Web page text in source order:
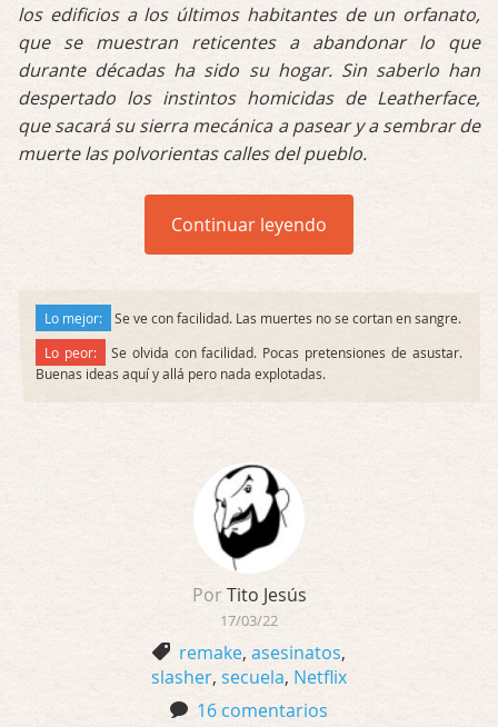
los edificios a los últimos habitantes de un orfanato,
que se muestran reticentes a abandonar lo que
durante décadas ha sido su hogar. Sin saberlo han
despertado los instintos homicidas de Leatherface,
que sacará su sierra mecánica a pasear y a sembrar de
muerte las polvorientas calles del pueblo.
Continuar leyendo
Lo mejor:
Se ve con facilidad. Las muertes no se cortan en sangre.
Lo peor:
Se olvida con facilidad. Pocas pretensiones de asustar.
Buenas ideas aquí y allá pero nada explotadas.
Por Tito Jesús
17/03/22
remake, asesinatos,
slasher, secuela, Netflix
16 comentarios